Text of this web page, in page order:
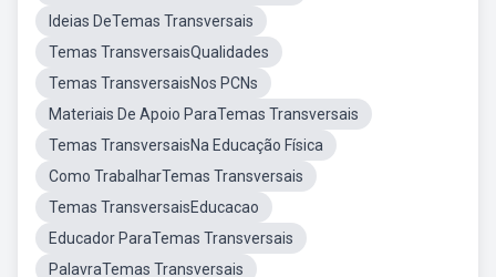
Ideias DeTemas Transversais
Temas TransversaisQualidades
Temas TransversaisNos PCNs
Materiais De Apoio ParaTemas Transversais
Temas TransversaisNa Educação Física
Como TrabalharTemas Transversais
Temas TransversaisEducacao
Educador ParaTemas Transversais
PalavraTemas Transversais